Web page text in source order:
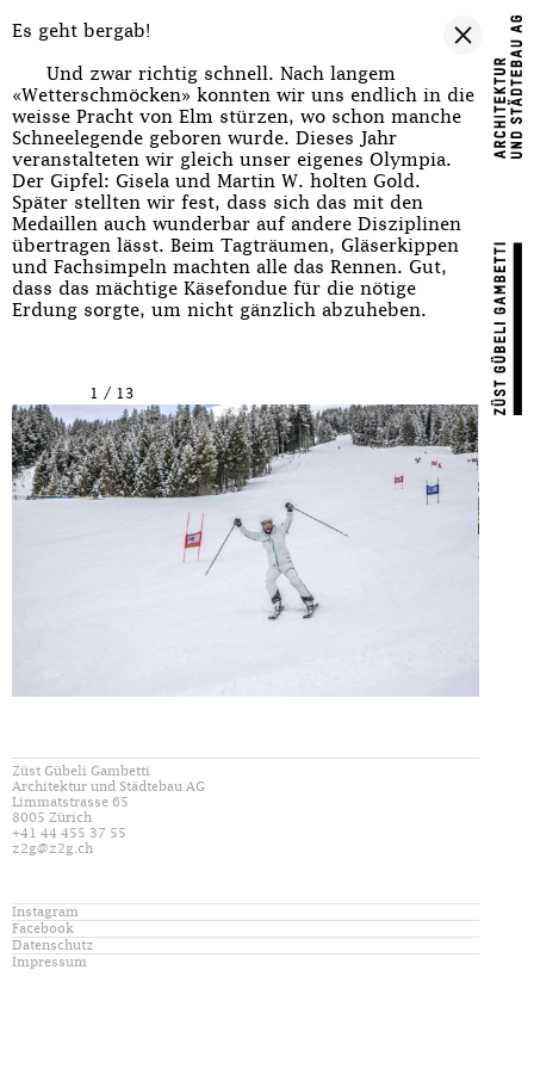
Es geht bergab!
Und zwar richtig schnell. Nach langem
«Wetterschmöcken» konnten wir uns endlich in die
weisse Pracht von Elm stürzen, wo schon manche
Schneelegende geboren wurde. Dieses Jahr
veranstalteten wir gleich unser eigenes Olympia.
Der Gipfel: Gisela und Martin W. holten Gold.
Später stellten wir fest, dass sich das mit den
Medaillen auch wunderbar auf andere Disziplinen
übertragen lässt. Beim Tagträumen, Gläserkippen
und Fachsimpeln machten alle das Rennen. Gut,
dass das mächtige Käsefondue für die nötige
Erdung sorgte, um nicht gänzlich abzuheben.
1 / 13
Züst Gübeli Gambetti
Architektur und Städtebau AG
Limmatstrasse 65
8005 Zürich
+41 44 455 37 55
z2g@z2g.ch
Instagram
Facebook
Datenschutz
Impressum